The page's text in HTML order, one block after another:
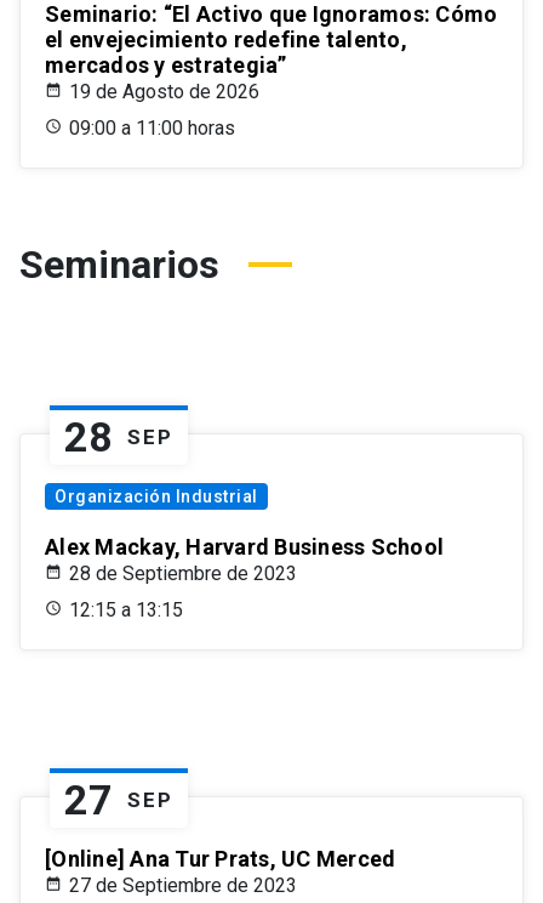
Seminario: “El Activo que Ignoramos: Cómo
el envejecimiento redefine talento,
mercados y estrategia”
19 de Agosto de 2026
09:00 a 11:00 horas
Seminarios
28 SEP
Organización Industrial
Alex Mackay, Harvard Business School
28 de Septiembre de 2023
12:15 a 13:15
27 SEP
[Online] Ana Tur Prats, UC Merced
27 de Septiembre de 2023